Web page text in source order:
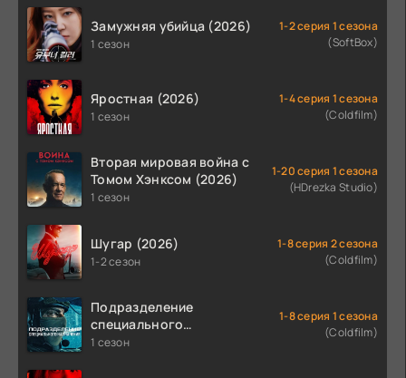
Замужняя убийца (2026)
1 сезон
1-2 серия 1 сезона
(SoftBox)
Яростная (2026)
1 сезон
1-4 серия 1 сезона
(Coldfilm)
Вторая мировая война с
Томом Хэнксом (2026)
1 сезон
1-20 серия 1 сезона
(HDrezka Studio)
Шугар (2026)
1-2 сезон
1-8 серия 2 сезона
(Coldfilm)
Подразделение
специального
назначения (2026)
1 сезон
1-8 серия 1 сезона
(Coldfilm)